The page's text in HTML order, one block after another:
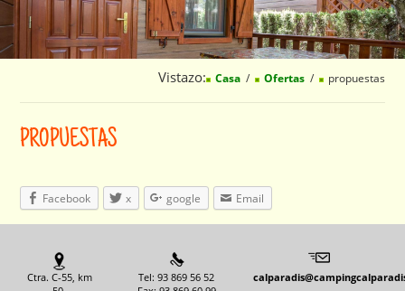
Vistazo: Casa Ofertas propuestas
PROPUESTAS
Facebook x google Email
Ctra. C-55, km
Tel: 93 869 56 52